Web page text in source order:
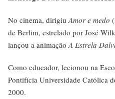
No cinema, dirigiuAmor e medo
de Berlim, estrelado por José
lançou a animaçãoA Estrela
Como educador, lecionou na
Pontifícia Universidade Católica
2000.